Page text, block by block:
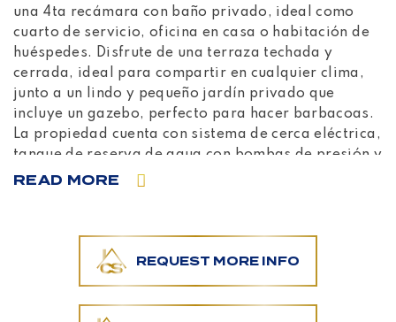
una 4ta recámara con baño privado, ideal como
cuarto de servicio, oficina en casa o habitación de
huéspedes. Disfrute de una terraza techada y
cerrada, ideal para compartir en cualquier clima,
junto a un lindo y pequeño jardín privado que
incluye un gazebo, perfecto para hacer barbacoas.
La propiedad cuenta con sistema de cerca eléctrica,
tanque de reserva de agua con bombas de presión y
un garaje techado con capacidad para 2 vehículos.
READ MORE
REQUEST MORE INFO